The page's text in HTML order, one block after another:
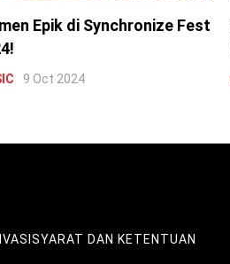
Epik di Synchronize Fest
9 Oct 2024
SYARAT DAN KETENTUAN